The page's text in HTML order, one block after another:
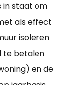
in staat om
als effect
isoleren
te betalen
en de